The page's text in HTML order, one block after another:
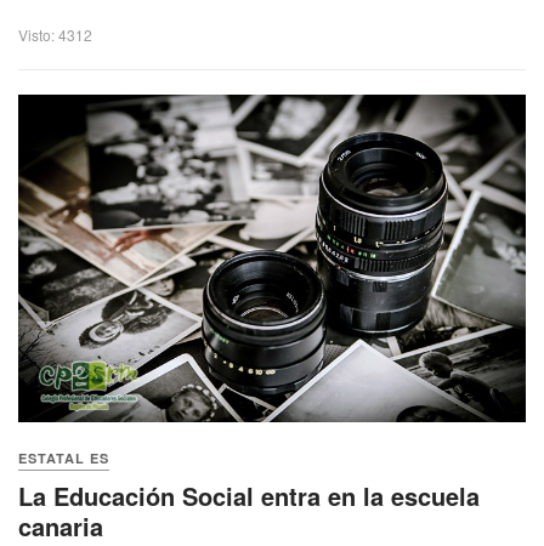
Visto: 4312
ESTATAL ES
La Educación Social entra en la escuela
canaria